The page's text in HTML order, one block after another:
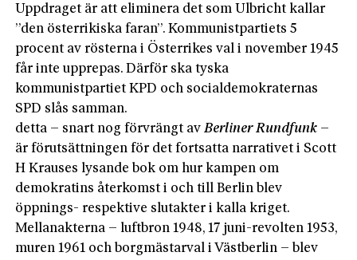
Uppdraget är att eliminera det som Ulbricht kallar
”den österrikiska faran”. Kommunistpartiets 5
procent av rösterna i Österrikes val i november 1945
får inte upprepas. Därför ska tyska
kommunistpartiet KPD och socialdemokraternas
SPD slås samman.
detta – snart nog förvrängt avBerliner Rundfunk –
är förutsättningen för det fortsatta narrativet i Scott
H Krauses lysande bok om hur kampen om
demokratins återkomst i och till Berlin blev
öppnings- respektive slutakter i kalla kriget.
Mellanakterna – luftbron 1948, 17 juni-revolten 1953,
muren 1961 och borgmästarval i Västberlin – blev